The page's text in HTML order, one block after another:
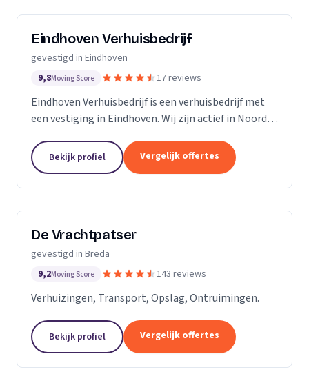
Eindhoven Verhuisbedrijf
gevestigd in Eindhoven
9,8Moving Score 17 reviews
Eindhoven Verhuisbedrijf is een verhuisbedrijf met
een vestiging in Eindhoven. Wij zijn actief in Noord-
Bekijk profiel Vergelijk offertes
De Vrachtpatser
gevestigd in Breda
9,2Moving Score 143 reviews
Verhuizingen, Transport, Opslag, Ontruimingen.
Bekijk profiel Vergelijk offertes